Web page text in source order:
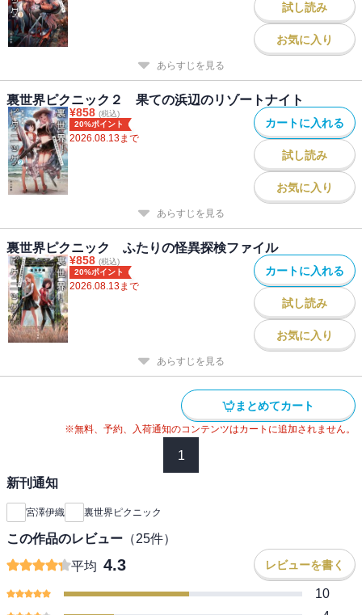
試し読み
お気に入り
あらすじを見る
裏世界ピクニック２ 果ての浜辺のリゾートナイト
¥858 (税込)
20%ポイント
2026.08.13まで
カートに入れる
試し読み
お気に入り
あらすじを見る
裏世界ピクニック ふたりの怪異探検ファイル
¥858 (税込)
20%ポイント
2026.08.13まで
カートに入れる
試し読み
お気に入り
あらすじを見る
まとめてカート
※無料、予約、入荷通知のコンテンツはカートに追加されません。
1
新刊通知
宮澤伊織 裏世界ピクニック
この作品のレビュー （25件）
平均 4.3 レビューを書く
10